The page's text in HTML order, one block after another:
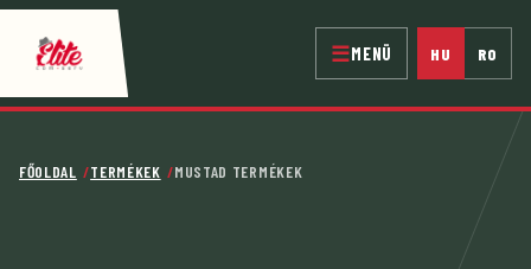
Ugrás
tartalomhoz
☰MENÜ HU RO
FŐOLDAL TERMÉKEK MUSTAD TERMÉKEK